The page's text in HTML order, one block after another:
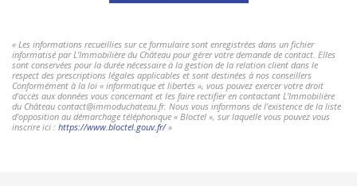
« Les informations recueillies sur ce formulaire sont enregistrées dans un fichier
informatisé par L'Immobilière du Château pour gérer votre demande de contact. Elles
sont conservées pour la durée nécessaire à la gestion de la relation client dans le
respect des prescriptions légales applicables et sont destinées à nos conseillers
Conformément à la loi « informatique et libertés », vous pouvez exercer votre droit
d'accès aux données vous concernant et les faire rectifier en contactant L'Immobilière
du Château contact@immoduchateau.fr. Nous vous informons de l'existence de la liste
d'opposition au démarchage téléphonique « Bloctel », sur laquelle vous pouvez vous
inscrire ici : https://www.bloctel.gouv.fr/»